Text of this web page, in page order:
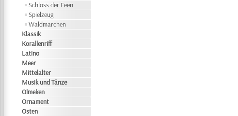
Schloss der Feen
Spielzeug
Waldmärchen
Klassik
Korallenriff
Latino
Meer
Mittelalter
Musik und Tänze
Olmeken
Ornament
Osten